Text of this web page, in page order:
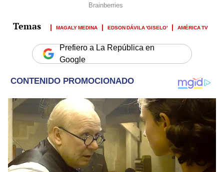
MAGALY MEDINA EDSON DÁVILA 'GISELO' AMÉRICA TV
Prefiero a La República en
Google